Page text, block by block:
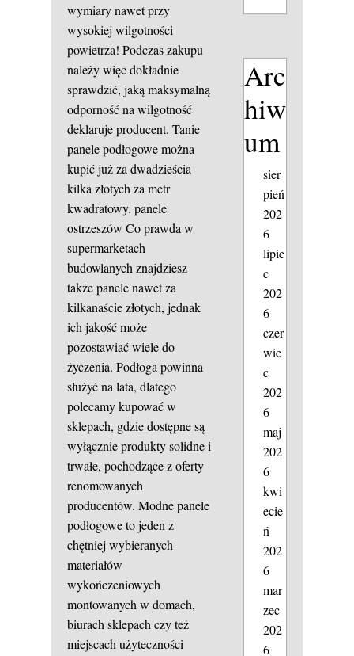
wymiary nawet przy
wysokiej wilgotności
powietrza! Podczas zakupu
należy więc dokładnie
sprawdzić, jaką maksymalną
odporność na wilgotność
deklaruje producent. Tanie
panele podłogowe można
kupić już za dwadzieścia
kilka złotych za metr
kwadratowy. panele
ostrzeszów Co prawda w
supermarketach
budowlanych znajdziesz
także panele nawet za
kilkanaście złotych, jednak
ich jakość może
pozostawiać wiele do
życzenia. Podłoga powinna
służyć na lata, dlatego
polecamy kupować w
sklepach, gdzie dostępne są
wyłącznie produkty solidne i
trwałe, pochodzące z oferty
renomowanych
producentów. Modne panele
podłogowe to jeden z
chętniej wybieranych
materiałów
wykończeniowych
montowanych w domach,
biurach sklepach czy też
miejscach użyteczności
Arc
hiw
um
sier
pień
202
6
lipie
c
202
6
czer
wie
c
202
6
maj
202
6
kwi
ecie
ń
202
6
mar
zec
202
6